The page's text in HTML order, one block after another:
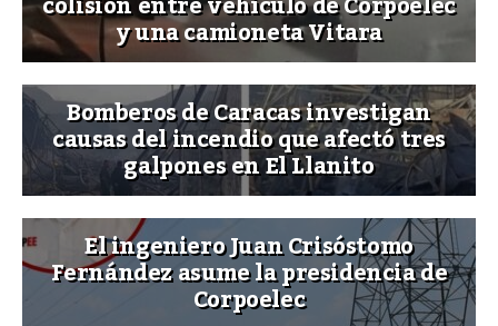
y una camioneta Vitara
Bomberos de Caracas investigan
causas del incendio que afectó tres
galpones en El Llanito
El ingeniero Juan Crisóstomo
Fernández asume la presidencia de
Corpoelec